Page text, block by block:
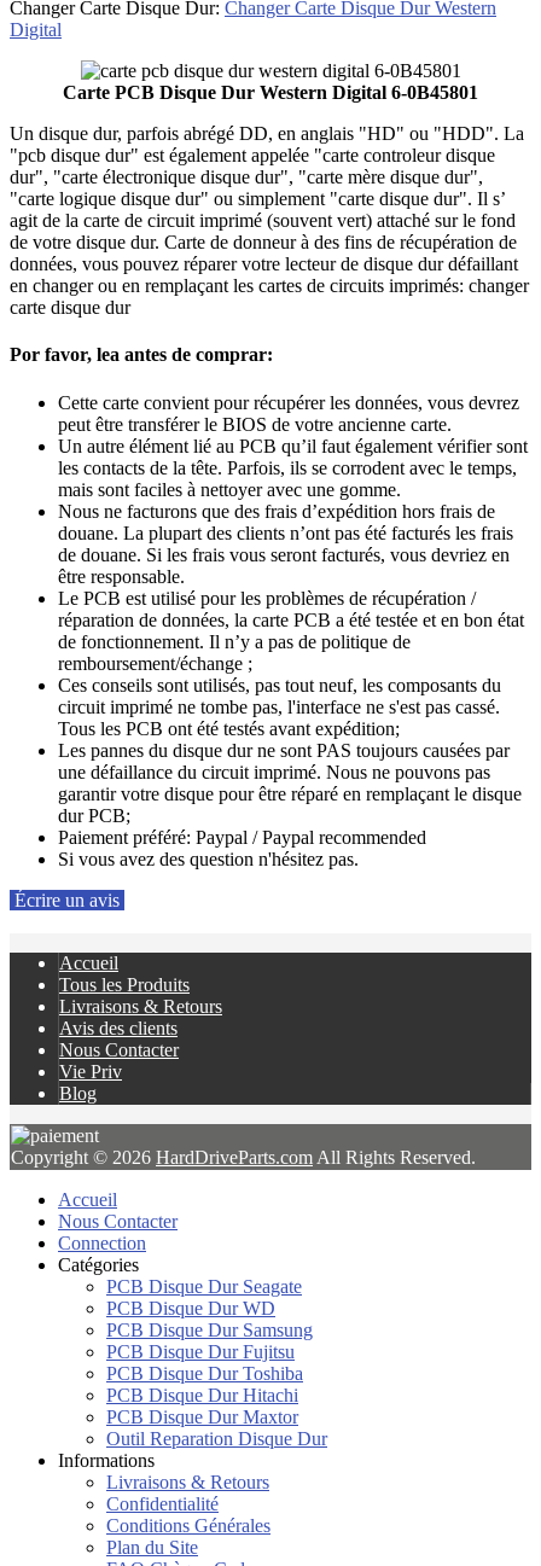
Changer Carte Disque Dur: Changer Carte Disque Dur Western
Digital
Carte PCB Disque Dur Western Digital 6-0B45801
Un disque dur, parfois abrégé DD, en anglais "HD" ou "HDD". La
"pcb disque dur" est également appelée "carte controleur disque
dur", "carte électronique disque dur", "carte mère disque dur",
"carte logique disque dur" ou simplement "carte disque dur". Il s’
agit de la carte de circuit imprimé (souvent vert) attaché sur le fond
de votre disque dur. Carte de donneur à des fins de récupération de
données, vous pouvez réparer votre lecteur de disque dur défaillant
en changer ou en remplaçant les cartes de circuits imprimés: changer
carte disque dur
Por favor, lea antes de comprar:
Cette carte convient pour récupérer les données, vous devrez
peut être transférer le BIOS de votre ancienne carte.
Un autre élément lié au PCB qu’il faut également vérifier sont
les contacts de la tête. Parfois, ils se corrodent avec le temps,
mais sont faciles à nettoyer avec une gomme.
Nous ne facturons que des frais d’expédition hors frais de
douane. La plupart des clients n’ont pas été facturés les frais
de douane. Si les frais vous seront facturés, vous devriez en
être responsable.
Le PCB est utilisé pour les problèmes de récupération /
réparation de données, la carte PCB a été testée et en bon état
de fonctionnement. Il n’y a pas de politique de
remboursement/échange ;
Ces conseils sont utilisés, pas tout neuf, les composants du
circuit imprimé ne tombe pas, l'interface ne s'est pas cassé.
Tous les PCB ont été testés avant expédition;
Les pannes du disque dur ne sont PAS toujours causées par
une défaillance du circuit imprimé. Nous ne pouvons pas
garantir votre disque pour être réparé en remplaçant le disque
dur PCB;
Paiement préféré: Paypal / Paypal recommended
Si vous avez des question n'hésitez pas.
Écrire un avis
Accueil
Tous les Produits
Livraisons & Retours
Avis des clients
Nous Contacter
Vie Priv
Blog
Copyright © 2026 HardDriveParts.com All Rights Reserved.
Accueil
Nous Contacter
Connection
Catégories
PCB Disque Dur Seagate
PCB Disque Dur WD
PCB Disque Dur Samsung
PCB Disque Dur Fujitsu
PCB Disque Dur Toshiba
PCB Disque Dur Hitachi
PCB Disque Dur Maxtor
Outil Reparation Disque Dur
Informations
Livraisons & Retours
Confidentialité
Conditions Générales
Plan du Site